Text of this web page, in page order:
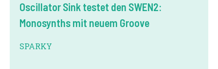
Oscillator Sink testet den SWEN2:
Monosynths mit neuem Groove
SPARKY